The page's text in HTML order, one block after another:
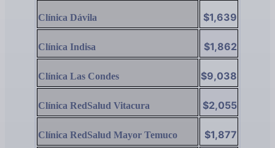
Clínica Dávila $1,639
Clínica Indisa $1,862
Clínica Las Condes $9,038
Clínica RedSalud Vitacura $2,055
Clínica RedSalud Mayor Temuco $1,877